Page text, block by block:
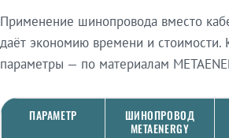
Применение шинопровода вместо
даёт экономию времени и стоимости.
параметры — по материалам
ПАРАМЕТР
ШИНОПРОВОД
METAENERGY